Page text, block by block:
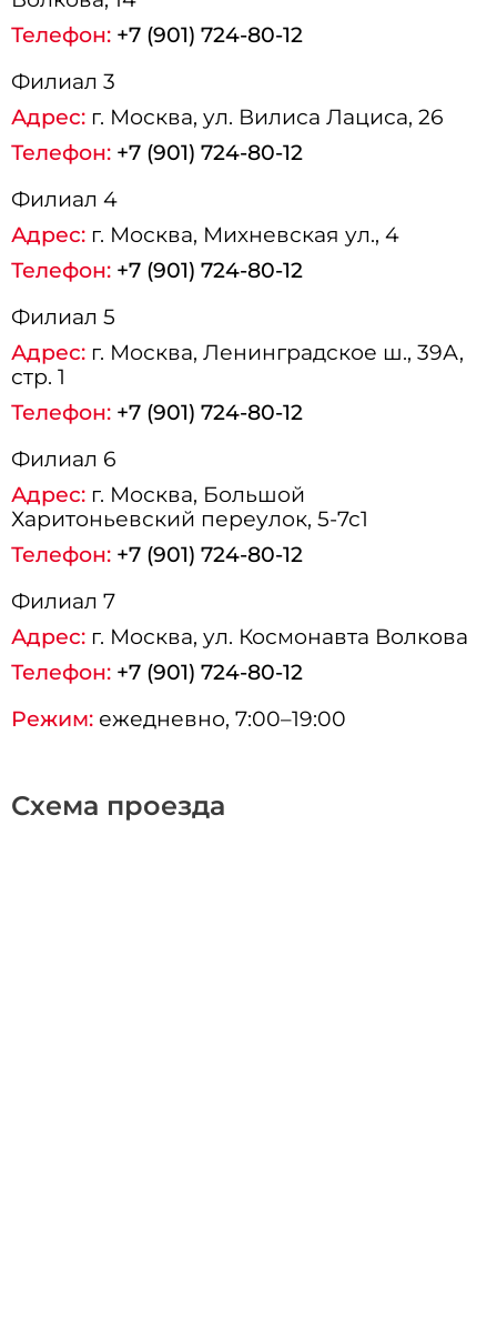
Схема проезда
Телефон: +7 (901) 724-80-12
Филиал 3
Адрес: г. Москва, ул. Вилиса Лациса, 26
Телефон: +7 (901) 724-80-12
Филиал 4
Адрес: г. Москва, Михневская ул., 4
Телефон: +7 (901) 724-80-12
Филиал 5
Адрес: г. Москва, Ленинградское ш., 39А,
стр. 1
Телефон: +7 (901) 724-80-12
Филиал 6
Адрес: г. Москва, Большой
Харитоньевский переулок, 5-7с1
Телефон: +7 (901) 724-80-12
Филиал 7
Адрес: г. Москва, ул. Космонавта Волкова
Телефон: +7 (901) 724-80-12
Режим: ежедневно, 7:00–19:00